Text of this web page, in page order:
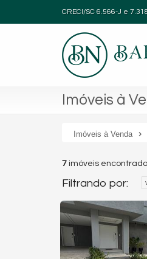
CRECI/SC 6.566-J e
Imóveis à
Imóveis à Venda
7 imóveis
Filtrando por: